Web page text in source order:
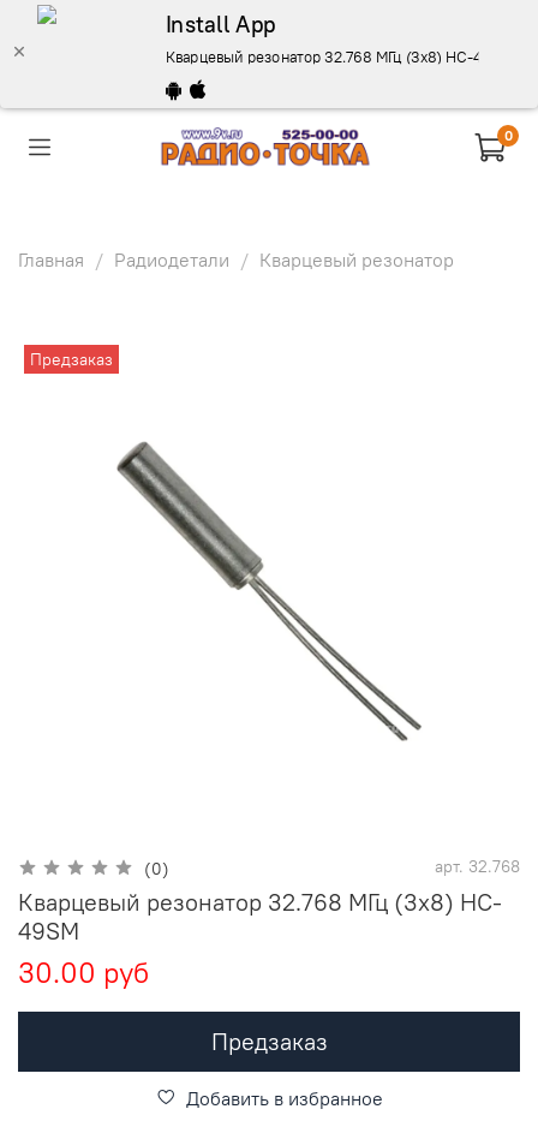
Install App
Кварцевый резонатор 32.768 МГц (3x8) HC-49SM -
0
Главная Радиодетали Кварцевый резонатор
Предзаказ
(0) арт. 32.768
Кварцевый резонатор 32.768 МГц (3x8) HC-
49SM
30.00 руб
Предзаказ
Добавить в избранное